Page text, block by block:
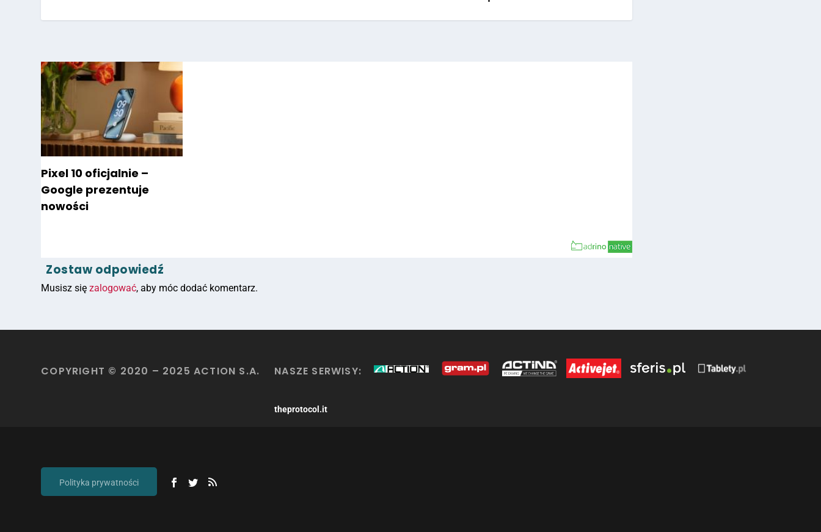
Pixel 10 oficjalnie –
Google prezentuje
nowości
Zostaw odpowiedź
Musisz sięzalogować, aby móc dodać komentarz.
COPYRIGHT © 2020 – 2025 ACTION S.A. NASZE SERWISY:
theprotocol.it
Polityka prywatności